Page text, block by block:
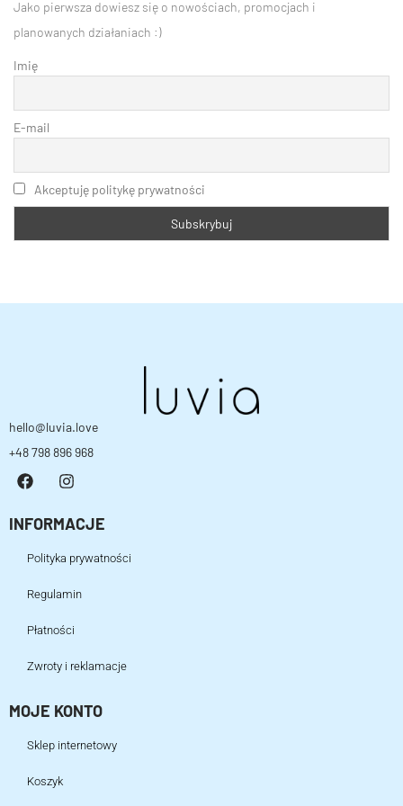
Jako pierwsza dowiesz się o nowościach, promocjach i
planowanych działaniach :)
Imię
E-mail
Akceptuję politykę prywatności
hello@luvia.love
+48 798 896 968
INFORMACJE
Polityka prywatności
Regulamin
Płatności
Zwroty i reklamacje
MOJE KONTO
Sklep internetowy
Koszyk